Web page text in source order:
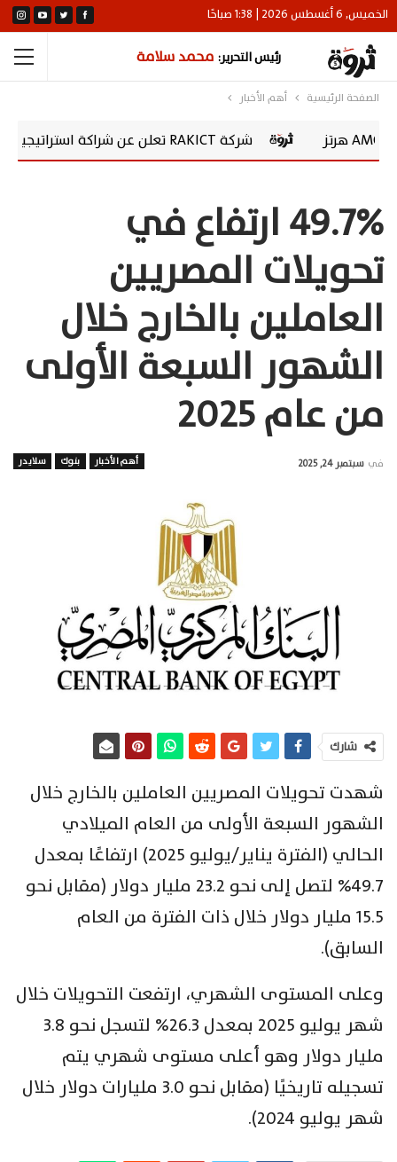
الخميس, 6 أغسطس 2026 | 1:38 صباحًا
رئيس التحرير: محمد سلامة
الصفحة الرئيسية أهم الأخبار
شركة RAKICT تعلن عن شراكة استراتيجية مع MCS لإطلاق محفظة التدريب الرسمية لكاسبرسكي
49.7% ارتفاع في
تحويلات المصريين
العاملين بالخارج خلال
الشهور السبعة الأولى
من عام 2025
أهم الأخبار بنوك سلايدر في سبتمبر 24, 2025
شارك
شهدت تحويلات المصريين العاملين بالخارج خلال
الشهور السبعة الأولى من العام الميلادي
الحالي (الفترة يناير/يوليو 2025) ارتفاعًا بمعدل
49.7% لتصل إلى نحو 23.2 مليار دولار (مقابل نحو
15.5 مليار دولار خلال ذات الفترة من العام
السابق).
وعلى المستوى الشهري، ارتفعت التحويلات خلال
شهر يوليو 2025 بمعدل 26.3% لتسجل نحو 3.8
مليار دولار وهو أعلى مستوى شهري يتم
تسجيله تاريخيًا (مقابل نحو 3.0 مليارات دولار خلال
شهر يوليو 2024).